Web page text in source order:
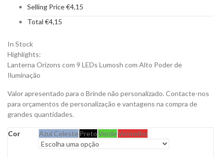
Selling Price€4,15
Total €4,15
In Stock
Highlights:
Lanterna Orizons com 9 LEDs Lumosh com Alto Poder de
Iluminação
Valor apresentado para o Brinde não personalizado. Contacte-nos
para orçamentos de personalização e vantagens na compra de
grandes quantidades.
Cor Azul Celeste PretoVerdeVermelho